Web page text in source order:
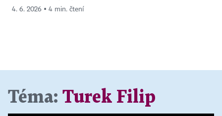
4. 6. 2026 ▪ 4 min. čtení
Téma: Turek Filip